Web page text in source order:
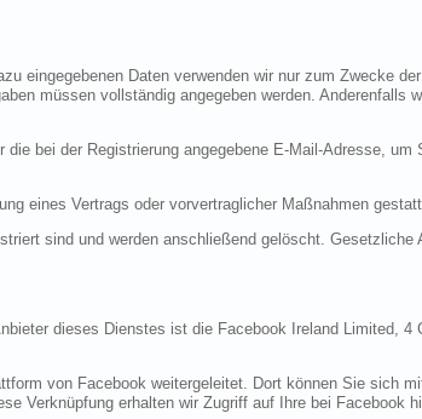
eingegebenen Daten verwenden wir nur zum Zwecke
müssen vollständig angegeben werden. Anderenfalls
bei der Registrierung angegebene E-Mail-Adresse, um
eines Vertrags oder vorvertraglicher Maßnahmen
sind und werden anschließend gelöscht. Gesetzliche
dieses Dienstes ist die Facebook Ireland Limited, 4
von Facebook weitergeleitet. Dort können Sie sich
Verknüpfung erhalten wir Zugriff auf Ihre bei Facebook